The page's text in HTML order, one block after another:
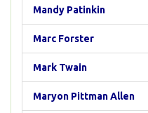
Mandy Patinkin
Marc Forster
Mark Twain
Maryon Pittman Allen